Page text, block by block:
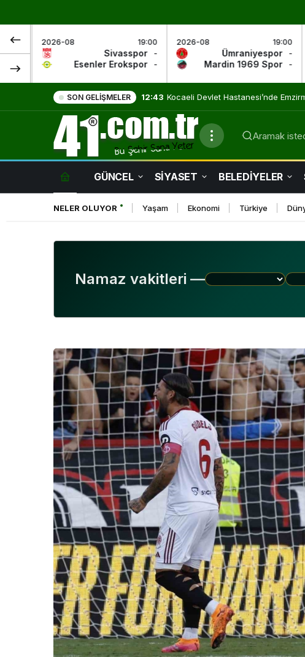
19:00 2026-08 19:00
Ümraniyespor
Mardin 1969 Spor
2026-08 21:30
Antalyaspor
Keçiörengücü
SON GELIŞMELER 9:01 Evde Sağlık Hizmetleri Umut Olmaya
Aramak
GÜNCEL SİYASET BELEDİYELER
NELER OLUYOR Yaşam Ekonomi Türkiye
Namaz vakitleri —
Kocaeli Devlet
Kocaeli Devlet
Hastanesi’nde
Haftası Etkinliği